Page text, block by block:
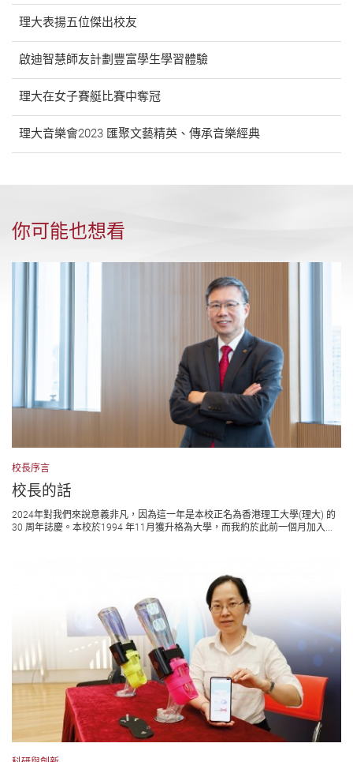
理大表揚五位傑出校友
啟迪智慧師友計劃豐富學生學習體驗
理大在女子賽艇比賽中奪冠
理大音樂會2023 匯聚文藝精英、傳承音樂經典
你可能也想看
校長序言
校長的話
2024年對我們來說意義非凡，因為這一年是本校正名為香港理工大學(理大) 的
30 周年誌慶。本校於1994 年11月獲升格為大學，而我約於此前一個月加入...